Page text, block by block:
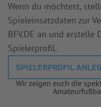
Wenn du möchtest,
Spieleinsatzdaten zur
BFV.DE an und erstelle
Spielerprofil.
SPIELERPROFIL
Wir zeigen euch die